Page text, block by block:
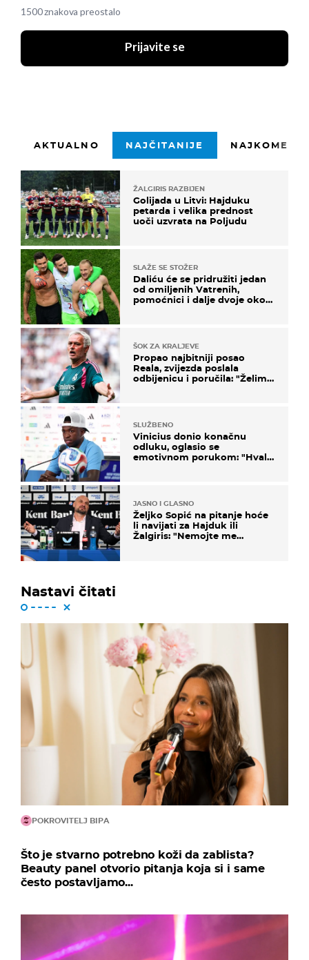
1500 znakova preostalo
Prijavite se
AKTUALNO NAJČITANIJE
ŽALGIRIS RAZBIJEN
Golijada u Litvi: Hajduku
petarda i velika prednost
uoči uzvrata na Poljudu
SLAŽE SE STOŽER
Daliću će se pridružiti jedan
od omiljenih Vatrenih,
pomoćnici i dalje dvoje oko
ŠOK ZA KRALJEVE
Propao najbitniji posao
Reala, zvijezda poslala
odbijenicu i poručila: "Želim
SLUŽBENO
Vinicius donio konačnu
odluku, oglasio se
emotivnom porukom: "Hvala
JASNO I GLASNO
Željko Sopić na pitanje hoće
li navijati za Hajduk ili
Žalgiris: "Nemojte me
Nastavi čitati
POKROVITELJ BIPA
Što je stvarno potrebno koži da zablista?
Beauty panel otvorio pitanja koja si i same
često postavljamo...